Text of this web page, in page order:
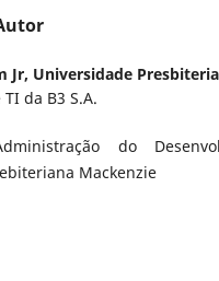
Jr, Universidade
da B3 S.A.
do
Mackenzie